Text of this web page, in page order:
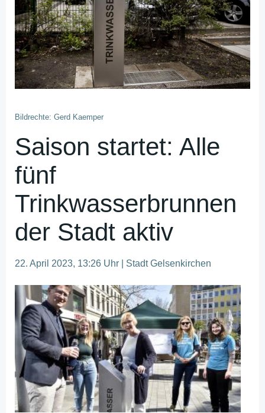
Bildrechte: Gerd Kaemper
Saison startet: Alle
fünf
Trinkwasserbrunnen
der Stadt aktiv
22. April 2023, 13:26 Uhr | Stadt Gelsenkirchen